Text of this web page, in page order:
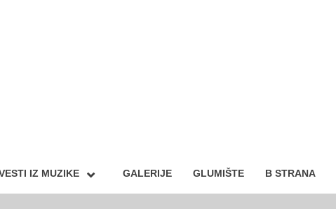
IZ MUZIKE GALERIJE GLUMIŠTE B STRANA